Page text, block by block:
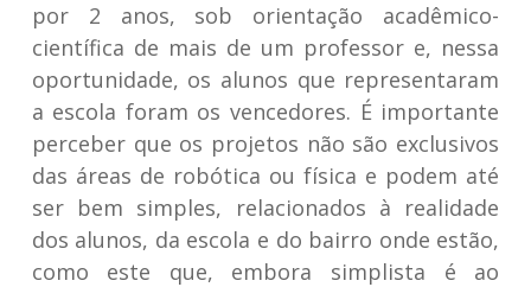
por 2 anos, sob orientação acadêmico-
científica de mais de um professor e, nessa
oportunidade, os alunos que representaram
a escola foram os vencedores. É importante
perceber que os projetos não são exclusivos
das áreas de robótica ou física e podem até
ser bem simples, relacionados à realidade
dos alunos, da escola e do bairro onde estão,
como este que, embora simplista é ao